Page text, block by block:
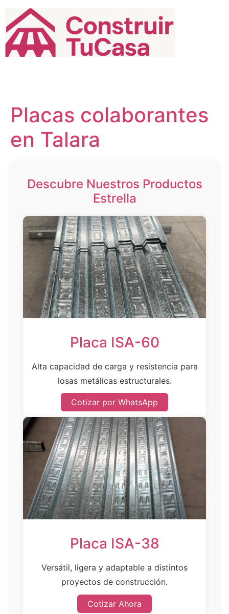
contenido
Placas colaborantes
en Talara
Descubre Nuestros Productos
Estrella
Placa ISA-60
Alta capacidad de carga y resistencia para
losas metálicas estructurales.
Cotizar por WhatsApp
Placa ISA-38
Versátil, ligera y adaptable a distintos
proyectos de construcción.
Cotizar Ahora